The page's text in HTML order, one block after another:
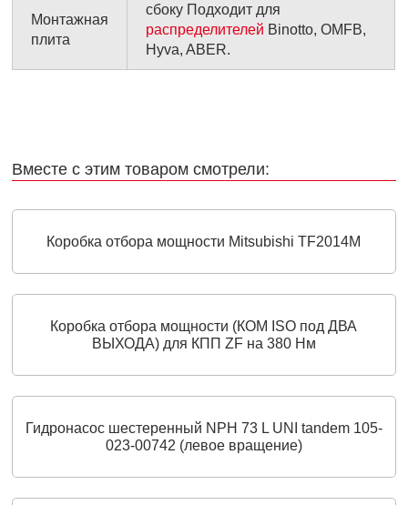
Монтажная
плита
сбоку Подходит для
распределителей Binotto, OMFB,
Hyva, ABER.
Вместе с этим товаром смотрели:
Коробка отбора мощности Mitsubishi TF2014M
Коробка отбора мощности (КОМ ISO под ДВА
ВЫХОДА) для КПП ZF на 380 Нм
Гидронасос шестеренный NPH 73 L UNI tandem 105-
023-00742 (левое вращение)